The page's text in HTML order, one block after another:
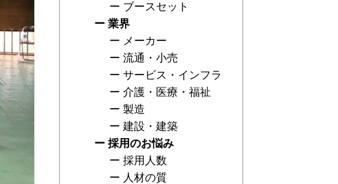
ブースセット
業界
メーカー
流通・小売
サービス・インフラ
介護・医療・福祉
製造
建設・建築
採用のお悩み
採用人数
人材の質